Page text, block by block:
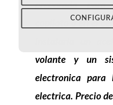
preparada
copiloto o en el
volante y un
electronica
electrica. Precio